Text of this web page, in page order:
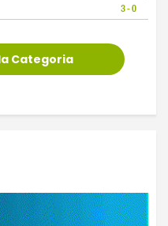
3 - 0
Categoria